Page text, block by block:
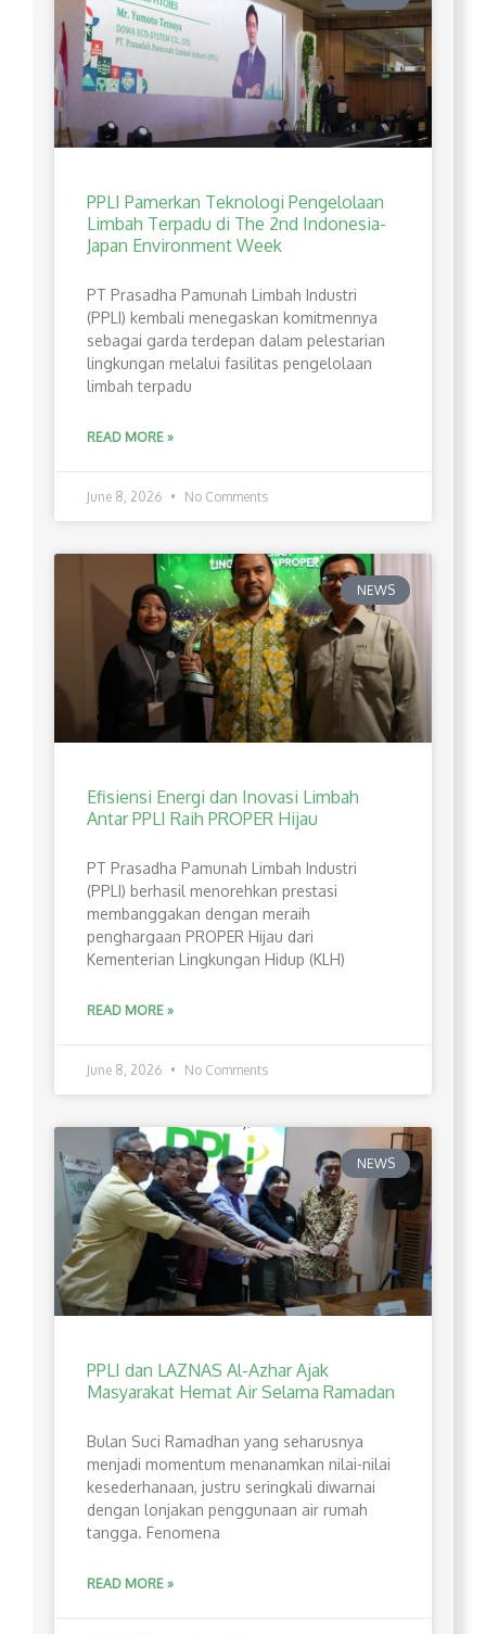
PPLI Pamerkan Teknologi Pengelolaan
Limbah Terpadu di The 2nd Indonesia-
Japan Environment Week
PT Prasadha Pamunah Limbah Industri
(PPLI) kembali menegaskan komitmennya
sebagai garda terdepan dalam pelestarian
lingkungan melalui fasilitas pengelolaan
limbah terpadu
READ MORE »
June 8, 2026 No Comments
NEWS
Efisiensi Energi dan Inovasi Limbah
Antar PPLI Raih PROPER Hijau
PT Prasadha Pamunah Limbah Industri
(PPLI) berhasil menorehkan prestasi
membanggakan dengan meraih
penghargaan PROPER Hijau dari
Kementerian Lingkungan Hidup (KLH)
READ MORE »
June 8, 2026 No Comments
NEWS
PPLI dan LAZNAS Al-Azhar Ajak
Masyarakat Hemat Air Selama Ramadan
Bulan Suci Ramadhan yang seharusnya
menjadi momentum menanamkan nilai-nilai
kesederhanaan, justru seringkali diwarnai
dengan lonjakan penggunaan air rumah
tangga. Fenomena
READ MORE »